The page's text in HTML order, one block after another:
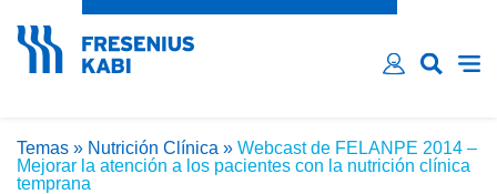
Email*
Recordarme
Temas » Nutrición Clínica » Webcast de FELANPE 2014 –
Mejorar la atención a los pacientes con la nutrición clínica
temprana